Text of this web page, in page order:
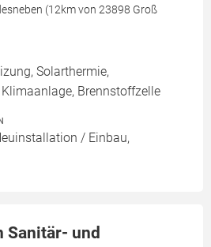
(12km von 23898 Groß
Solarthermie,
Brennstoffzelle
/ Einbau,
Sanitär- und